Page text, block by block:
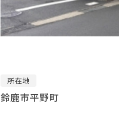
所在地
鈴鹿市平野町